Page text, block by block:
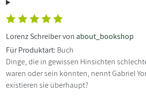
Lorenz Schreiber vonabout_bookshop
Für Produktart: Buch
Dinge, die in gewissen Hinsichten
waren oder sein könnten, nennt Gabriel
existieren sie überhaupt?